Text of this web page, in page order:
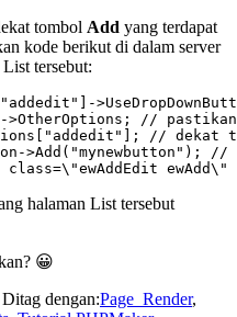
tombol Add yang terdapat
kode berikut di dalam server
tersebut:
halaman List tersebut
😀
Ditag dengan:Page_Render,